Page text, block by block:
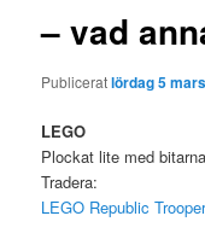
– vad
Publiceratlördag 5
LEGO
Plockat lite med
Tradera:
LEGO Republic